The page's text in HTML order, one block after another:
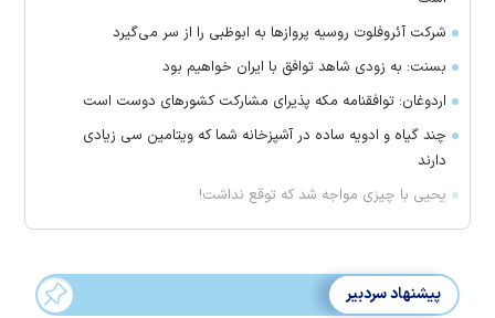
شرکت آئروفلوت روسیه پرواز‌ها به ابوظبی را از سر می‌گیرد
بسنت: به زودی شاهد توافق با ایران خواهیم بود
اردوغان: توافقنامه مکه پذیرای مشارکت کشور‌های دوست است
چند گیاه و ادویه ساده در آشپزخانه شما که ویتامین سی زیادی
دارند
یحیی با چیزی مواجه شد که توقع نداشت!
پیشنهاد سردبیر